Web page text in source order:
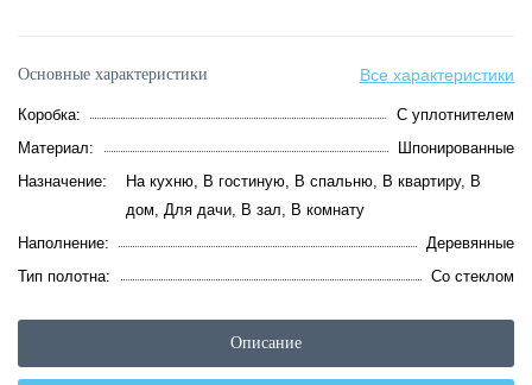
Основные характеристики Все характеристики
Коробка:
С уплотнителем
Материал:
Шпонированные
Назначение:
На кухню, В гостиную, В спальню, В квартиру, В
дом, Для дачи, В зал, В комнату
Наполнение:
Деревянные
Тип полотна:
Со стеклом
Описание